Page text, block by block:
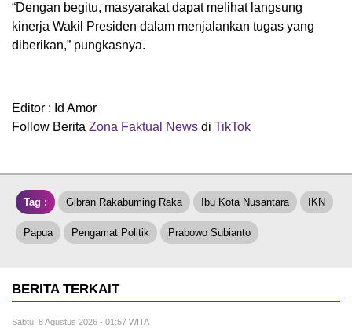
“Dengan begitu, masyarakat dapat melihat langsung
kinerja Wakil Presiden dalam menjalankan tugas yang
diberikan,” pungkasnya.
Editor : Id Amor
Follow Berita Zona Faktual News di TikTok
Tag : Gibran Rakabuming Raka Ibu Kota Nusantara IKN
Papua Pengamat Politik Prabowo Subianto
BERITA TERKAIT
Sabtu, 8 Agustus 2026 - 01:57 WITA